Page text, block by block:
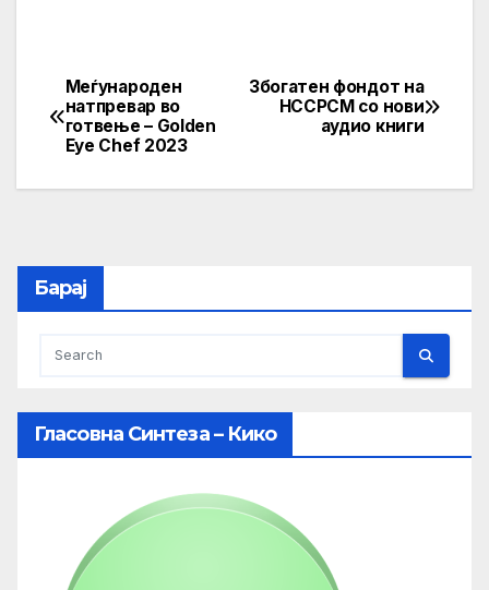
Post
navigation
Збогатен фондот на
НССРСМ со нови
аудио книги
Меѓународен
натпревар во
готвење – Golden
Eye Chef 2023
Барај
Гласовна Синтеза – Кико